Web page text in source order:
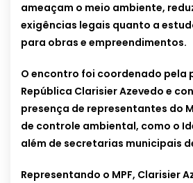
ameaçam o meio ambiente,
exigências legais quanto a
para obras e empreendimentos.
O encontro foi coordenado pela
República Clarisier Azevedo e
presença de representantes do
de controle ambiental, como o
além de secretarias municipais
Representando o MPF, Clarisier